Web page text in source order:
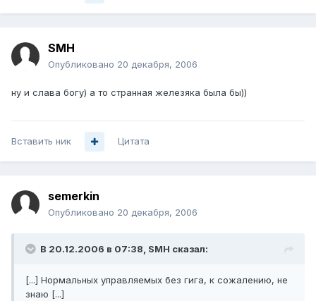
SMH
Опубликовано 20 декабря, 2006
ну и слава богу) а то странная железяка была бы))
Вставить ник Цитата
semerkin
Опубликовано 20 декабря, 2006
В 20.12.2006 в 07:38, SMH сказал:
[...] Нормальных управляемых без гига, к сожалению, не
знаю [...]